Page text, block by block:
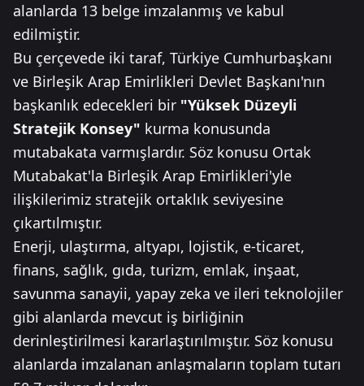
alanlarda 13 belge imzalanmış ve kabul
edilmiştir.
Bu çerçevede iki taraf, Türkiye Cumhurbaşkanı
ve Birleşik Arap Emirlikleri Devlet Başkanı'nın
başkanlık edecekleri bir "Yüksek Düzeyli
Stratejik Konsey" kurma konusunda
mutabakata varmışlardır. Söz konusu Ortak
Mutabakat'la Birleşik Arap Emirlikleri'yle
ilişkilerimiz stratejik ortaklık seviyesine
çıkartılmıştır.
Enerji, ulaştırma, altyapı, lojistik, e-ticaret,
finans, sağlık, gıda, turizm, emlak, inşaat,
savunma sanayii, yapay zeka ve ileri teknolojiler
gibi alanlarda mevcut iş birliğinin
derinleştirilmesi kararlaştırılmıştır. Söz konusu
alanlarda imzalanan anlaşmaların toplam tutarı